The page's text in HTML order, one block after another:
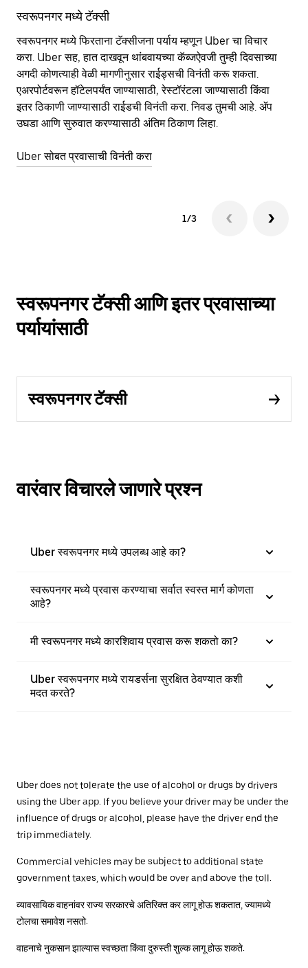
स्वरूपनगर मध्ये टॅक्सी
स्वरूपनगर मध्ये फिरताना टॅक्सीजना पर्याय म्हणून Uber चा विचार
करा. Uber सह, हात दाखवून थांबवायच्या कॅब्जऐवजी तुम्ही दिवसाच्या
अगदी कोणत्याही वेळी मागणीनुसार राईड्सची विनंती करू शकता.
एअरपोर्टवरून हॉटेलपर्यंत जाण्यासाठी, रेस्टॉरंटला जाण्यासाठी किंवा
इतर‍ ठिकाणी जाण्यासाठी राईडची विनंती करा. निवड तुमची आहे. ॲप
उघडा आणि सुरुवात करण्यासाठी अंतिम ठिकाण लिहा.
Uber सोबत प्रवासाची विनंती करा
1/3
स्वरूपनगर टॅक्सी आणि इतर प्रवासाच्या
पर्यायांसाठी
स्वरूपनगर टॅक्सी
वारंवार विचारले जाणारे प्रश्न
Uber स्वरूपनगर मध्ये उपलब्ध आहे का?
स्वरूपनगर मध्ये प्रवास करण्याचा सर्वात स्वस्त मार्ग कोणता
आहे?
मी स्वरूपनगर मध्ये कारशिवाय प्रवास करू शकतो का?
Uber स्वरूपनगर मध्ये रायडर्सना सुरक्षित ठेवण्यात कशी
मदत करते?
Uber does not tolerate the use of alcohol or drugs by drivers
using the Uber app. If you believe your driver may be under the
influence of drugs or alcohol, please have the driver end the
trip immediately.
Commercial vehicles may be subject to additional state
government taxes, which would be over and above the toll.
व्यावसायिक वाहनांवर राज्य सरकारचे अतिरिक्त कर लागू होऊ शकतात, ज्यामध्ये
टोलचा समावेश नसतो.
वाहनाचे नुकसान झाल्यास स्वच्छता किंवा दुरुस्ती शुल्क लागू होऊ शकते.